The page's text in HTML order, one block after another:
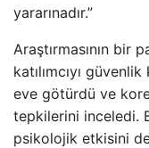
yararınadır.”
Araştırmasının bir
katılımcıyı
eve götürdü ve
tepkilerini inceledi.
psikolojik etkisini